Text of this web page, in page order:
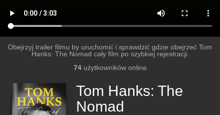
Obejrzyj trailer filmu by uruchomić i sprawdzić gdzie obejrzeć Tom
Hanks: The Nomad cały film po szybkiej rejestracji.
74użytkowników online
Tom Hanks: The
Nomad